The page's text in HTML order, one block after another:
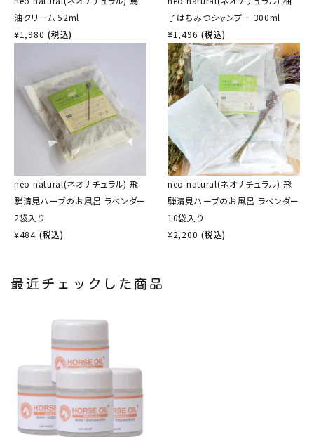
油クリーム 52ml
¥1,980 (税込)
子はちみつシャンプー 300ml
¥1,496 (税込)
neo natural(ネオナチュラル) 飛
騨清見ハーブのお風呂 ラベンダー
2袋入り
¥484 (税込)
neo natural(ネオナチュラル) 飛
騨清見ハーブのお風呂 ラベンダー
10袋入り
¥2,200 (税込)
最近チェックした商品